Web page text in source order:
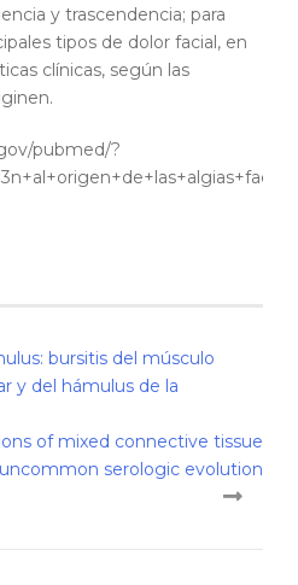
y trascendencia; para
tipos de dolor facial, en
clínicas, según las
pubmed/?
bursitis del músculo
y del hámulus de la
of mixed connective tissue
serologic evolution